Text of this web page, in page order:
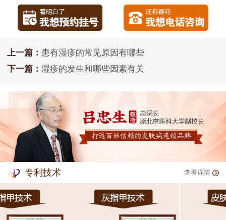
上一篇： 患有湿疹的常见原因有哪些
下一篇： 湿疹的发生和哪些因素有关
专利技术 查看详情